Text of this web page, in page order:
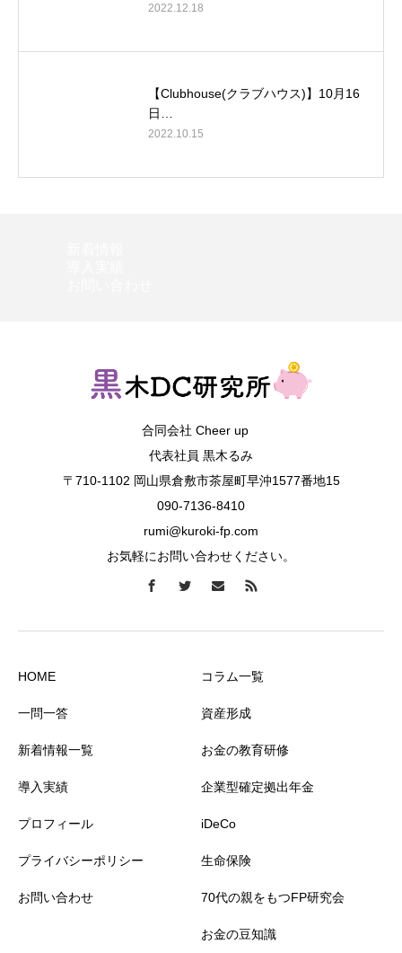
2022.12.18
【Clubhouse(クラブハウス)】10月16
日…
2022.10.15
合同会社 Cheer up
代表社員 黒木るみ
〒710-1102 岡山県倉敷市茶屋町早沖1577番地15
090-7136-8410
rumi@kuroki-fp.com
お気軽にお問い合わせください。
HOME
一問一答
新着情報一覧
導入実績
プロフィール
プライバシーポリシー
お問い合わせ
コラム一覧
資産形成
お金の教育研修
企業型確定拠出年金
iDeCo
生命保険
70代の親をもつFP研究会
お金の豆知識